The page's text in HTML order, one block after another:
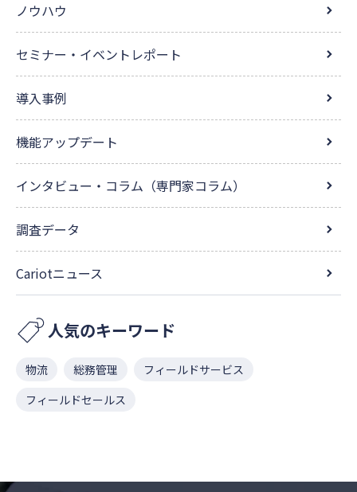
ノウハウ
セミナー・イベントレポート
導入事例
機能アップデート
インタビュー・コラム（専門家コラム）
調査データ
Cariotニュース
人気のキーワード
物流 総務管理
フィールドサービス
フィールドセールス